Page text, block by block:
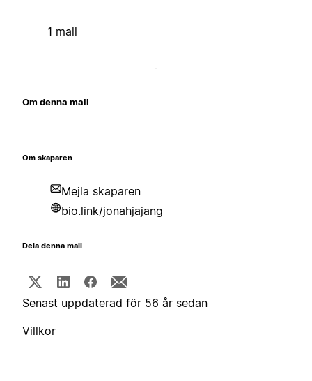
1 mall
Om denna mall
Om skaparen
Mejla skaparen
bio.link/jonahjajang
Dela denna mall
Senast uppdaterad för 56 år sedan
Villkor